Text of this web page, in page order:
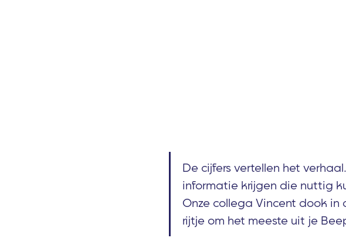
De cijfers vertellen het
informatie krijgen die nuttig
Onze collega Vincent dook
rijtje om het meeste uit je